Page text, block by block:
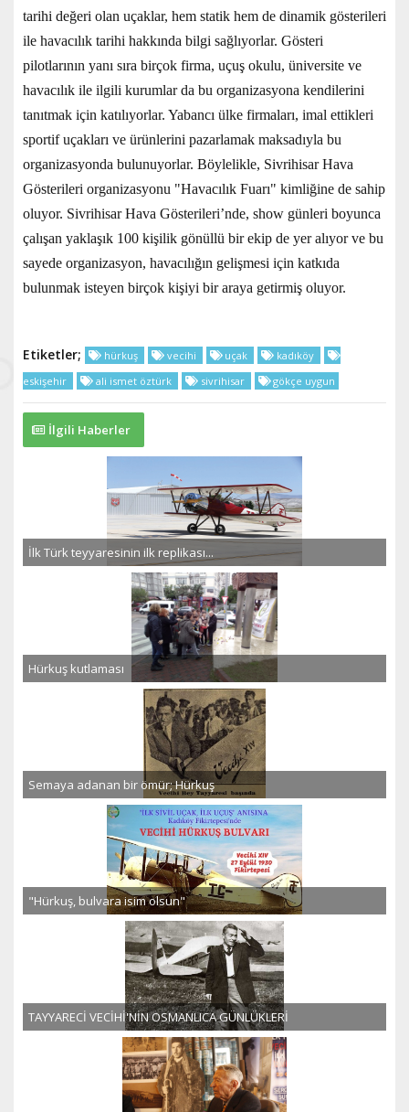
tarihi değeri olan uçaklar, hem statik hem de dinamik gösterileri
ile havacılık tarihi hakkında bilgi sağlıyorlar. Gösteri
pilotlarının yanı sıra birçok firma, uçuş okulu, üniversite ve
havacılık ile ilgili kurumlar da bu organizasyona kendilerini
tanıtmak için katılıyorlar. Yabancı ülke firmaları, imal ettikleri
sportif uçakları ve ürünlerini pazarlamak maksadıyla bu
organizasyonda bulunuyorlar. Böylelikle, Sivrihisar Hava
Gösterileri organizasyonu "Havacılık Fuarı" kimliğine de sahip
oluyor. Sivrihisar Hava Gösterileri’nde, show günleri boyunca
çalışan yaklaşık 100 kişilik gönüllü bir ekip de yer alıyor ve bu
sayede organizasyon, havacılığın gelişmesi için katkıda
bulunmak isteyen birçok kişiyi bir araya getirmiş oluyor.
Etiketler; hürkuş vecihi uçak
kadıköy
eskişehir
ali ismet öztürk sivrihisar gökçe uygun
İlgili Haberler
İlk Türk teyyaresinin ilk replikası...
Hürkuş kutlaması
Semaya adanan bir ömür; Hürkuş
"Hürkuş, bulvara isim olsun"
TAYYARECİ VECİHİ'NİN OSMANLICA GÜNLÜKLERİ